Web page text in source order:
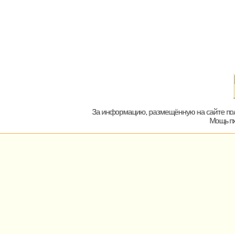
За информацию, размещённую на сайте
Мощь